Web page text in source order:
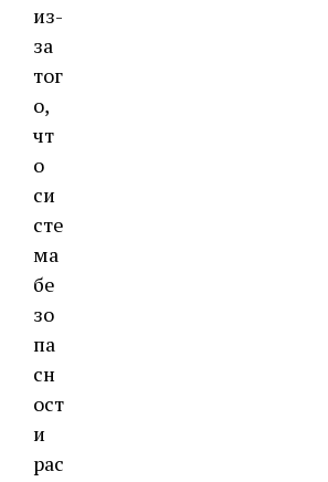
из-
за
тог
о,
чт
о
си
сте
ма
бе
зо
па
сн
ост
и
рас